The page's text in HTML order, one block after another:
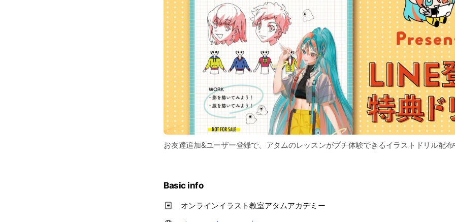
お友達追加&ユーザー登録で、アタムのレッスンがプチ体験できるイラストドリル配布
Basic info
オンラインイラスト教室アタムアカデミー